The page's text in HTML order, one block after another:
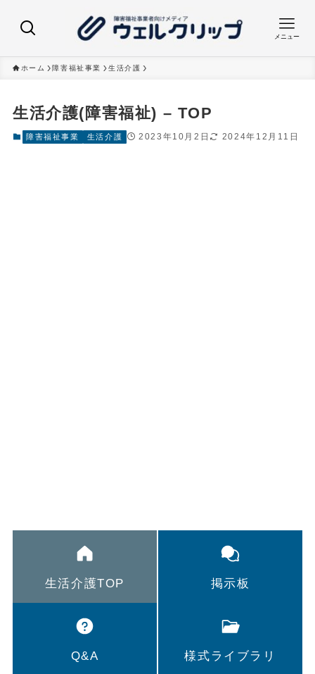
メニュー
ホーム 障害福祉事業 生活介護
生活介護(障害福祉) – TOP
障害福祉事業 生活介護 2023年10月2日 2024年12月11日
生活介護TOP 掲示板
Q&A 様式ライブラリ